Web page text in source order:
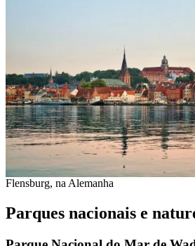
Flensburg, na Alemanha
Parques nacionais e